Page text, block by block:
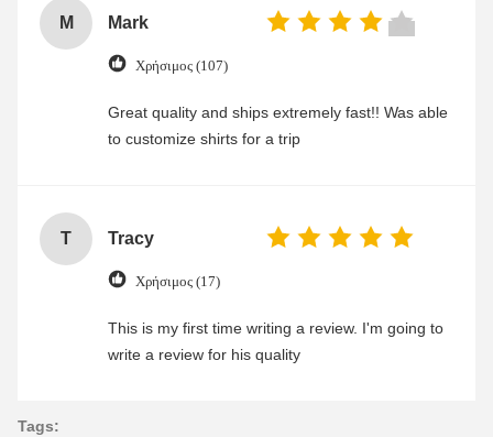
M Mark
Χρήσιμος (107)
Great quality and ships extremely fast!! Was able
to customize shirts for a trip
T Tracy
Χρήσιμος (17)
This is my first time writing a review. I'm going to
write a review for his quality
Tags: